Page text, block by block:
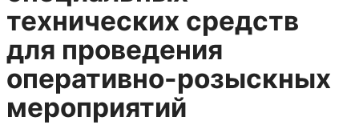
технических средств
для проведения
оперативно-розыскных
мероприятий